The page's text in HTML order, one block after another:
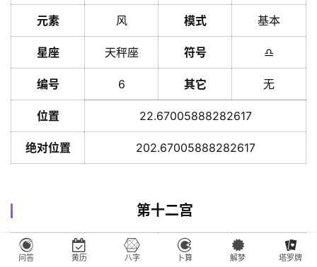
元素 风 模式 基本
星座 天秤座 符号 ♎️
编号 6 其它 无
位置 22.67005888282617
绝对位置 202.67005888282617
第十二宫
第十二宫 类型
问答 黄历 八字 卜算 解梦 塔罗牌